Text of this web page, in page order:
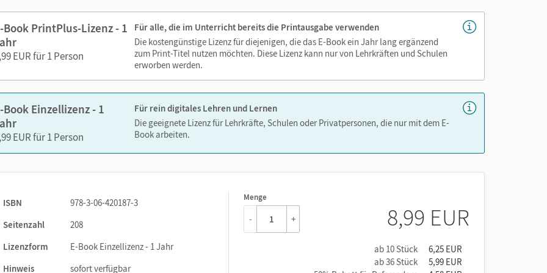
Zoomen
Book PrintPlus-Lizenz - 1
EUR für 1 Person
Für alle, die im Unterricht bereits die Printausgabe verwenden
Die kostengünstige Lizenz für diejenigen, die das E-Book ein Jahr lang ergänzend
zum Print-Titel nutzen möchten. Diese Lizenz kann nur von Lehrkräften und Schulen
erworben werden.
Book Einzellizenz - 1
EUR für 1 Person
Für rein digitales Lehren und Lernen
Die geeignete Lizenz für Lehrkräfte, Schulen oder Privatpersonen, die nur mit dem E-
Book arbeiten.
ISBN
978-3-06-420187-3
Seitenzahl
208
Lizenzform
E-Book Einzellizenz - 1 Jahr
Hinweis
sofort verfügbar
Menge
1
- + 8,99 EUR
ab 10 Stück
6,25 EUR
ab 36 Stück
5,99 EUR